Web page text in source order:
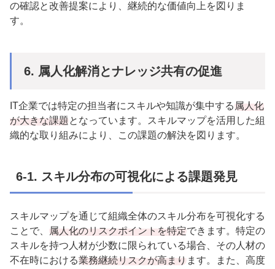
の確認と改善提案により、継続的な価値向上を図りま
す。
6. 属人化解消とナレッジ共有の促進
IT企業では特定の担当者にスキルや知識が集中する 属人化
が大きな課題 となっています。スキルマップを活用した組
織的な取り組みにより、この課題の解決を図ります。
6-1. スキル分布の可視化による課題発見
スキルマップを通じて組織全体のスキル分布を可視化する
ことで、
属人化のリスクポイントを特定できます。特定の
スキルを持つ人材が少数に限られている場合、その人材の
不在時における業務継続リスクが高まり ます。また、高度